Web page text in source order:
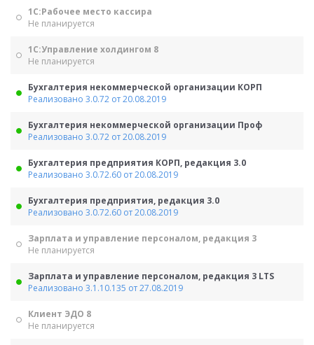
1С:Рабочее место кассира
Не планируется
1С:Управление холдингом 8
Не планируется
Бухгалтерия некоммерческой организации КОРП
Реализовано 3.0.72 от 20.08.2019
Бухгалтерия некоммерческой организации Проф
Реализовано 3.0.72 от 20.08.2019
Бухгалтерия предприятия КОРП, редакция 3.0
Реализовано 3.0.72.60 от 20.08.2019
Бухгалтерия предприятия, редакция 3.0
Реализовано 3.0.72.60 от 20.08.2019
Зарплата и управление персоналом, редакция 3
Не планируется
Зарплата и управление персоналом, редакция 3 LTS
Реализовано 3.1.10.135 от 27.08.2019
Клиент ЭДО 8
Не планируется